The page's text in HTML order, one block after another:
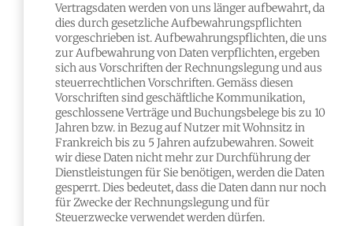
Vertragsdaten werden von uns länger aufbewahrt, da
dies durch gesetzliche Aufbewahrungspflichten
vorgeschrieben ist. Aufbewahrungspflichten, die uns
zur Aufbewahrung von Daten verpflichten, ergeben
sich aus Vorschriften der Rechnungslegung und aus
steuerrechtlichen Vorschriften. Gemäss diesen
Vorschriften sind geschäftliche Kommunikation,
geschlossene Verträge und Buchungsbelege bis zu 10
Jahren bzw. in Bezug auf Nutzer mit Wohnsitz in
Frankreich bis zu 5 Jahren aufzubewahren. Soweit
wir diese Daten nicht mehr zur Durchführung der
Dienstleistungen für Sie benötigen, werden die Daten
gesperrt. Dies bedeutet, dass die Daten dann nur noch
für Zwecke der Rechnungslegung und für
Steuerzwecke verwendet werden dürfen.